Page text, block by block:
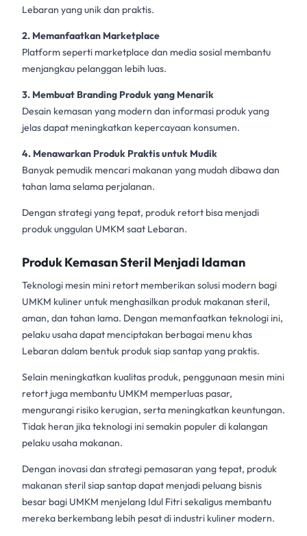
Lebaran yang unik dan praktis.
2. Memanfaatkan Marketplace
Platform seperti marketplace dan media sosial membantu
menjangkau pelanggan lebih luas.
3. Membuat Branding Produk yang Menarik
Desain kemasan yang modern dan informasi produk yang
jelas dapat meningkatkan kepercayaan konsumen.
4. Menawarkan Produk Praktis untuk Mudik
Banyak pemudik mencari makanan yang mudah dibawa dan
tahan lama selama perjalanan.
Dengan strategi yang tepat, produk retort bisa menjadi
produk unggulan UMKM saat Lebaran.
Produk Kemasan Steril Menjadi Idaman
Teknologi mesin mini retort memberikan solusi modern bagi
UMKM kuliner untuk menghasilkan produk makanan steril,
aman, dan tahan lama. Dengan memanfaatkan teknologi ini,
pelaku usaha dapat menciptakan berbagai menu khas
Lebaran dalam bentuk produk siap santap yang praktis.
Selain meningkatkan kualitas produk, penggunaan mesin mini
retort juga membantu UMKM memperluas pasar,
mengurangi risiko kerugian, serta meningkatkan keuntungan.
Tidak heran jika teknologi ini semakin populer di kalangan
pelaku usaha makanan.
Dengan inovasi dan strategi pemasaran yang tepat, produk
makanan steril siap santap dapat menjadi peluang bisnis
besar bagi UMKM menjelang Idul Fitrisekaligus membantu
mereka berkembang lebih pesat di industri kuliner modern.